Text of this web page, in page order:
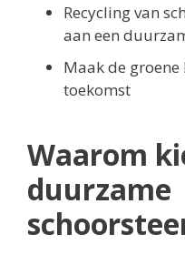
Recycling van
aan een
Maak de groene
toekomst
Waarom
duurzame